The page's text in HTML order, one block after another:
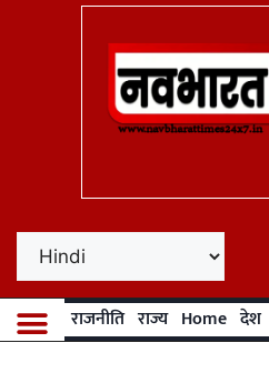
राजनीति राज्य Home देश